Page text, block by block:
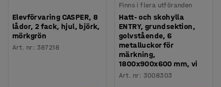
Elevförvaring CASPER, 8
lådor, 2 fack, hjul, björk,
mörkgrön
Art. nr: 387218
Finns i flera utföranden
Hatt- och skohylla
ENTRY, grundsektion,
golvstående, 6
metalluckor för
märkning,
1800x900x600 mm, vi
Art. nr: 3008303